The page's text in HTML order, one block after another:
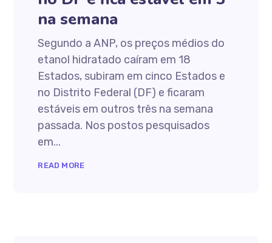
na semana
Segundo a ANP, os preços médios do
etanol hidratado caíram em 18
Estados, subiram em cinco Estados e
no Distrito Federal (DF) e ficaram
estáveis em outros três na semana
passada. Nos postos pesquisados
em...
READ MORE